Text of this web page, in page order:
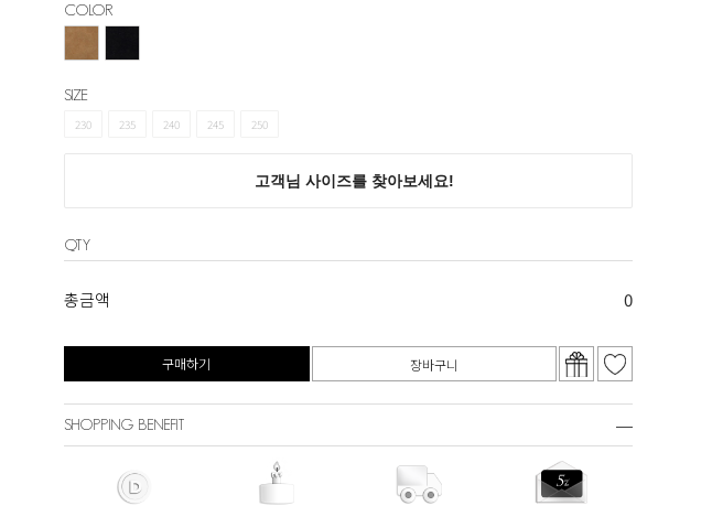
COLOR
SIZE
230 235 240 245 250
QTY
총금액 0
구매하기 장바구니
SHOPPING BENEFIT